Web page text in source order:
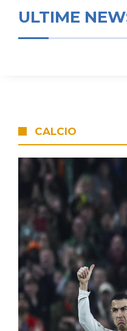
ULTIME
CALCIO